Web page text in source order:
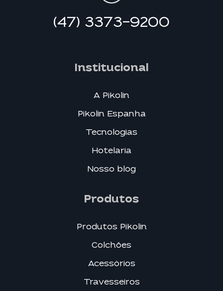
(47) 3373-9200
Institucional
A Pikolin
Pikolin Espanha
Tecnologias
Hotelaria
Nosso blog
Produtos
Produtos Pikolin
Colchões
Acessórios
Travesseiros